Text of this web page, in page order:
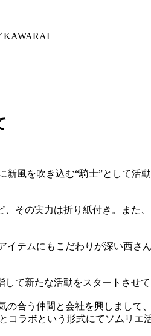
KAWARAI
風を吹き込む“騎士”として
その実力は折り紙付き。また
テムにもこだわりが深い西
て新たな活動をスタートさせて
の合う仲間と会社を興しまし
コラボという形式にてソムリエ